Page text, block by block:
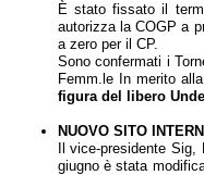
È stato fissato il
autorizza la COGP a
a zero per il CP.
Sono confermati i
Femm.le In merito
figura del libero
NUOVO SITO
Il vice-presidente
giugno è stata